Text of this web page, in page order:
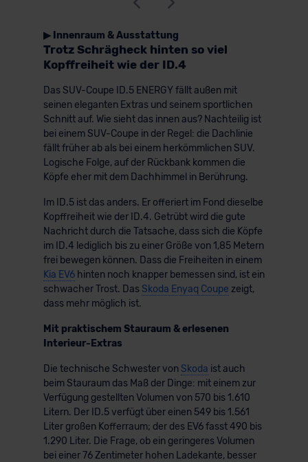
▶ Innenraum & Ausstattung
Trotz Schrägheck hinten so viel
Kopffreiheit wie der ID.4
Das SUV-Coupe ID.5 ENERGY fällt außen mit
seinen eleganten Extras und seinem sportlichen
Schnitt auf. Wie sieht das innen aus? Nachteilig ist
bei einem SUV-Coupe in der Regel: die Dachlinie
fällt früher ab als bei einem herkömmlichen SUV.
Logische Folge, auf der Rückbank kommen die
Köpfe eher mit dem Dachhimmel in Berührung.
Im ID.5 ist das anders. Er offeriert im Fond dieselbe
Kopffreiheit wie der ID.4. Getrübt wird die gute
Nachricht durch die Tatsache, dass sich die Köpfe
im ID.4 lediglich bis zu einer Größe von 1,85 Metern
frei bewegen können. Dass die Freiheiten in einem
Kia EV6hinten noch knapper bemessen sind, ist ein
schwacher Trost. Das Skoda Enyaq Coupe zeigt,
dass mehr möglich ist.
Mit praktischem Stauraum & erlesenen
Interieur-Extras
Die technische Schwester von Skoda ist auch
beim Stauraum das Maß der Dinge: mit einem zur
Verfügung gestellten Volumen von 570 bis 1.610
Litern. Der ID.5 verfügt über einen 549 bis 1.561
Liter großen Kofferraum; der des EV6 fasst 490 bis
1.290 Liter. Die Frage, ob ein geringeres Volumen
bei einer 76 Zentimeter hohen Ladekante, besser